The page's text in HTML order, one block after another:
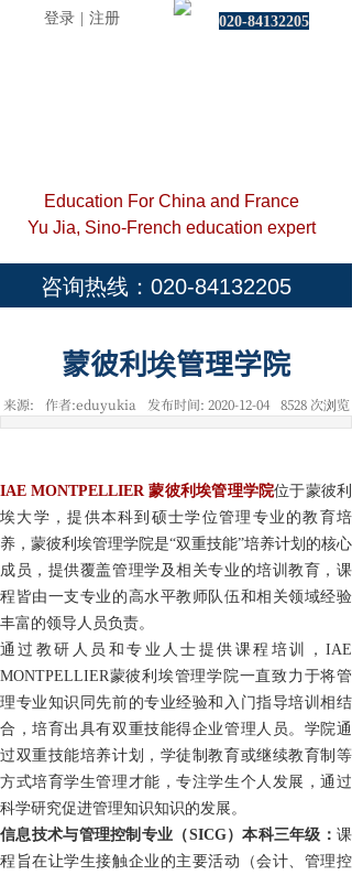
登录 注册 020-84132205
Education For China and France
Yu Jia, Sino-French education expert
咨询热线：020-84132205
蒙彼利埃管理学院
来源: 作者:eduyukia 发布时间: 2020-12-04 8528 次浏览
IAE MONTPELLIER 蒙彼利埃管理学院位于蒙彼利
埃大学，提供本科到硕士学位管理专业的教育培
养，蒙彼利埃管理学院是“双重技能”培养计划的核心
成员，提供覆盖管理学及相关专业的培训教育，课
程皆由一支专业的高水平教师队伍和相关领域经验
丰富的领导人员负责。
通过教研人员和专业人士提供课程培训， IAE
MONTPELLIER蒙彼利埃管理学院一直致力于将管
理专业知识同先前的专业经验和入门指导培训相结
合，培育出具有双重技能得企业管理人员。学院通
过双重技能培养计划，学徒制教育或继续教育制等
方式培育学生管理才能，专注学生个人发展，通过
科学研究促进管理知识知识的发展。
信息技术与管理控制专业 （SICG）本科三年级：课
程旨在让学生接触企业的主要活动（会计、管理控